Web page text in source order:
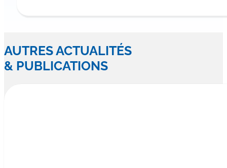
AUTRES ACTUALITÉS
& PUBLICATIONS